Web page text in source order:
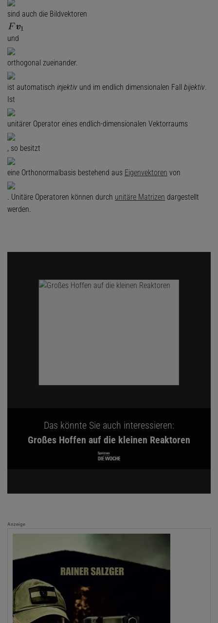
sind auch die Bildvektoren
und
orthogonal zueinander.
ist automatisch injektiv und im endlich dimensionalen Fall bijektiv.
Ist
unitärer Operator eines endlich-dimensionalen Vektorraums
, so besitzt
eine Orthonormalbasis bestehend aus Eigenvektoren von
. Unitäre Operatoren können durch unitäre Matrizen dargestellt
werden.
Das könnte Sie auch interessieren:
Großes Hoffen auf die kleinen Reaktoren
Anzeige